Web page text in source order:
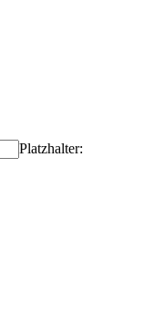
Platzhalter: